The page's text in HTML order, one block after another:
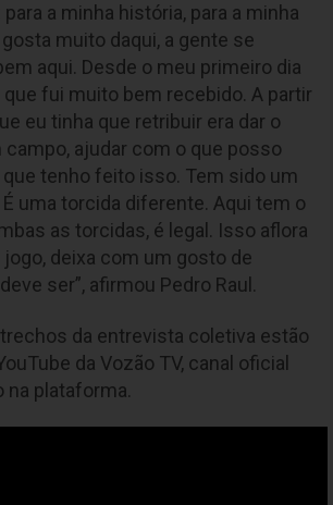
para a minha história, para a minha
muito daqui, a gente se
aqui. Desde o meu primeiro dia
fui muito bem recebido. A partir
eu tinha que retribuir era dar o
ajudar com o que posso
tenho feito isso. Tem sido um
uma torcida diferente. Aqui tem o
as torcidas, é legal. Isso aflora
deixa com um gosto de
ser”, afirmou Pedro Raul.
da entrevista coletiva estão
da Vozão TV, canal oficial
na plataforma.